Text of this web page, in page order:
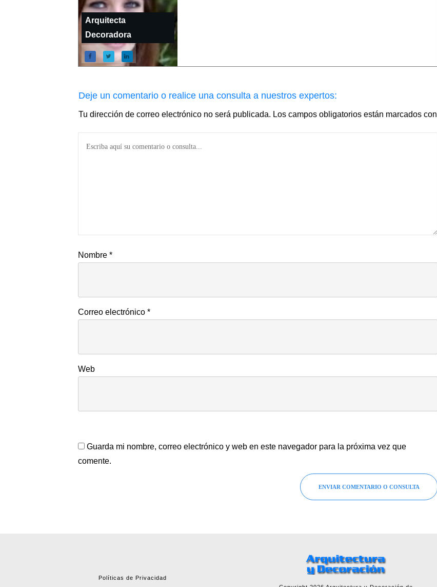
Arquitecta
Decoradora
Deje un comentario o realice una consulta a nuestros expertos:
Tu dirección de correo electrónico no será publicada. Los campos obligatorios están marcados con
Nombre *
Correo electrónico *
Web
Guarda mi nombre, correo electrónico y web en este navegador para la próxima vez que
comente.
ENVIAR COMENTARIO O CONSULTA
Políticas de Privacidad